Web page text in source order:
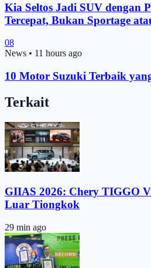
Kia Seltos Jadi SUV dengan
Tercepat, Bukan Sportage
08
News • 11 hours ago
10 Motor Suzuki Terbaik
Terkait
GIIAS 2026: Chery TIGGO
Luar Tiongkok
29 min ago